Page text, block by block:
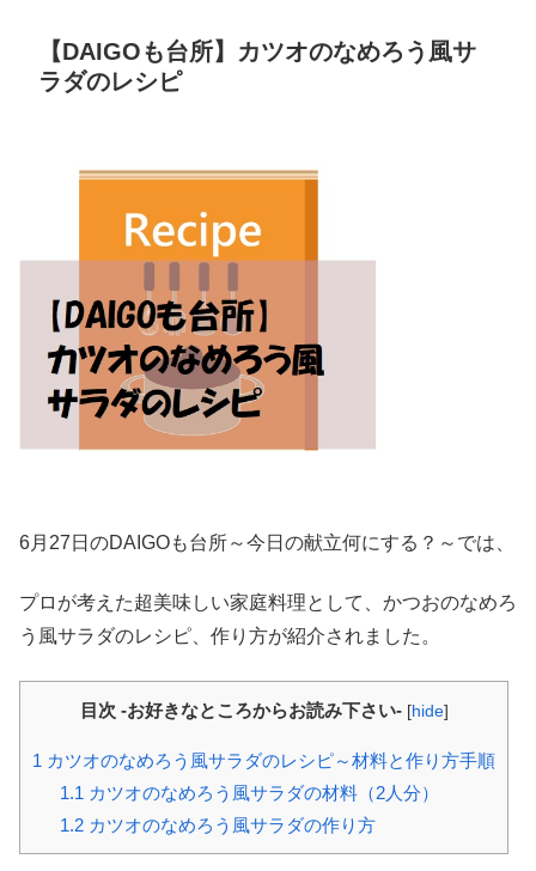
【DAIGOも台所】カツオのなめろう風サ
ラダのレシピ
6月27日のDAIGOも台所～今日の献立何にする？～では、
プロが考えた超美味しい家庭料理として、かつおのなめろ
う風サラダのレシピ、作り方が紹介されました。
目次 -お好きなところからお読み下さい- [hide]
1 カツオのなめろう風サラダのレシピ～材料と作り方手順
1.1 カツオのなめろう風サラダの材料（2人分）
1.2カツオのなめろう風サラダの作り方